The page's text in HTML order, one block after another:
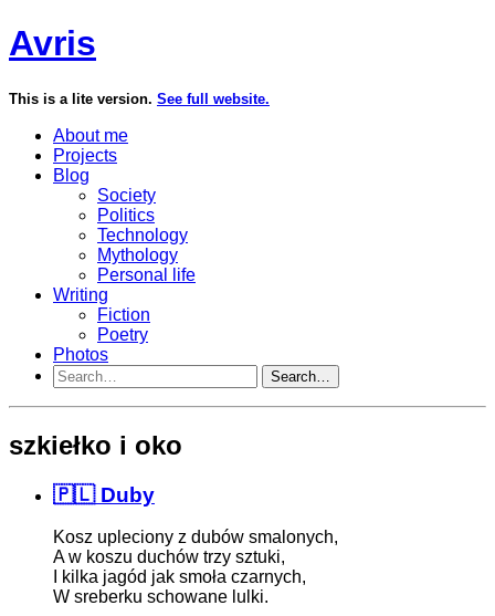
Avris
This is a lite version. See full website.
About me
Projects
Blog
Society
Politics
Technology
Mythology
Personal life
Writing
Fiction
Poetry
Photos
Search…
szkiełko i oko
🇵🇱 Duby
Kosz upleciony z dubów smalonych,
A w koszu duchów trzy sztuki,
I kilka jagód jak smoła czarnych,
W sreberku schowane lulki.